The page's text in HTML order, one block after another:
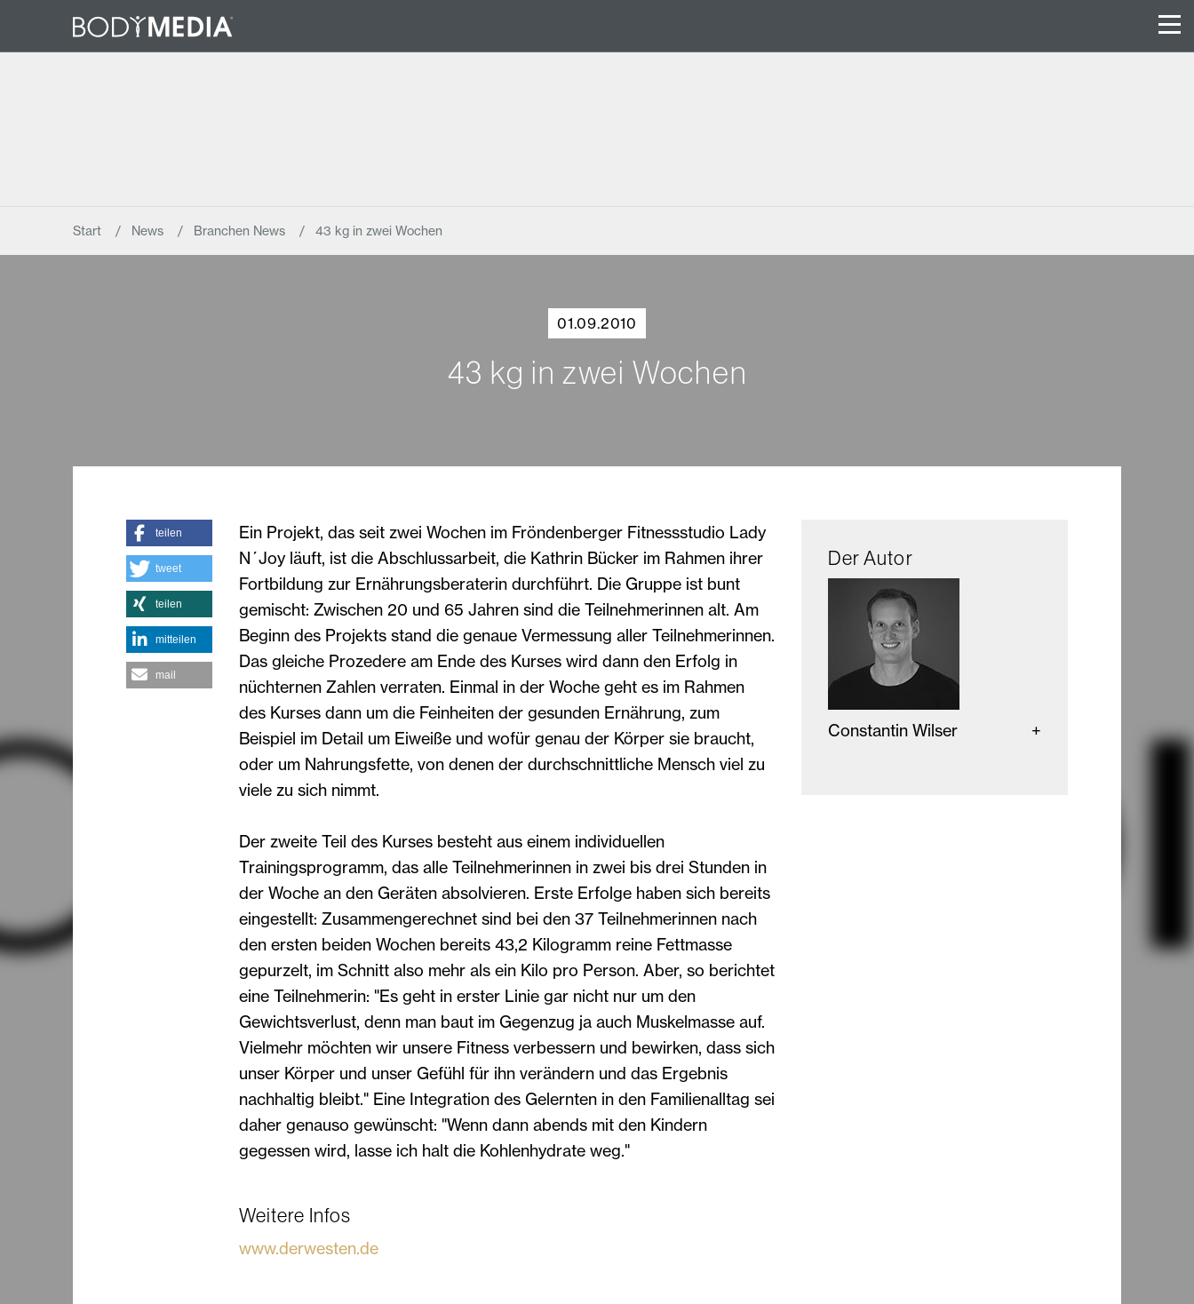
Start News Branchen News 43 kg in zwei Wochen
01.09.2010
43 kg in zwei Wochen
Ein Projekt, das seit zwei Wochen im Fröndenberger Fitnessstudio Lady
N´Joy läuft, ist die Abschlussarbeit, die Kathrin Bücker im Rahmen ihrer
Fortbildung zur Ernährungsberaterin durchführt. Die Gruppe ist bunt
gemischt: Zwischen 20 und 65 Jahren sind die Teilnehmerinnen alt. Am
Beginn des Projekts stand die genaue Vermessung aller Teilnehmerinnen.
Das gleiche Prozedere am Ende des Kurses wird dann den Erfolg in
nüchternen Zahlen verraten. Einmal in der Woche geht es im Rahmen
des Kurses dann um die Feinheiten der gesunden Ernährung, zum
Beispiel im Detail um Eiweiße und wofür genau der Körper sie braucht,
oder um Nahrungsfette, von denen der durchschnittliche Mensch viel zu
viele zu sich nimmt.
Der zweite Teil des Kurses besteht aus einem individuellen
Trainingsprogramm, das alle Teilnehmerinnen in zwei bis drei Stunden in
der Woche an den Geräten absolvieren. Erste Erfolge haben sich bereits
eingestellt: Zusammengerechnet sind bei den 37 Teilnehmerinnen nach
den ersten beiden Wochen bereits 43,2 Kilogramm reine Fettmasse
gepurzelt, im Schnitt also mehr als ein Kilo pro Person. Aber, so berichtet
eine Teilnehmerin: "Es geht in erster Linie gar nicht nur um den
Gewichtsverlust, denn man baut im Gegenzug ja auch Muskelmasse auf.
Vielmehr möchten wir unsere Fitness verbessern und bewirken, dass sich
unser Körper und unser Gefühl für ihn verändern und das Ergebnis
nachhaltig bleibt." Eine Integration des Gelernten in den Familienalltag sei
daher genauso gewünscht: "Wenn dann abends mit den Kindern
gegessen wird, lasse ich halt die Kohlenhydrate weg."
Weitere Infos
www.derwesten.de
teilen
tweet
teilen
mitteilen
mail
Der Autor
Constantin Wilser